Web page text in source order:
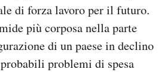
di forza lavoro per il futuro.
più corposa nella parte
di un paese in declino
problemi di spesa